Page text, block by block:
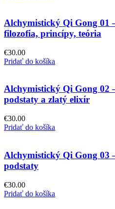
Alchymistický Qi Gong 01
filozofia, princípy, teória
€30.00
Pridať do košíka
Alchymistický Qi Gong 02
podstaty a zlatý elixír
€30.00
Pridať do košíka
Alchymistický Qi Gong 03
podstaty
€30.00
Pridať do košíka